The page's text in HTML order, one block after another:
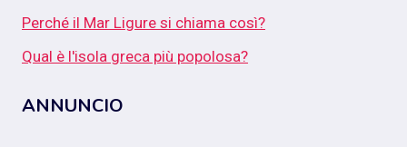
Perché il Mar Ligure si chiama così?
Qual è l'isola greca più popolosa?
ANNUNCIO